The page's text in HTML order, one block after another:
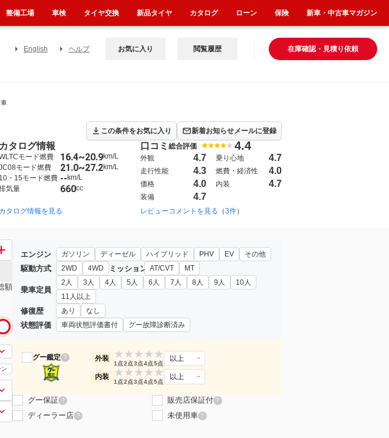
English ヘルプ 在庫確認・見積り依頼
お気に入り 閲覧履歴
この条件をお気に入り 新着お知らせメールに登録
カタログ情報
モード燃費 16.4~20.9km/L
モード燃費
21.0~27.2km/L
10・15モード燃費 -- km/L
気量
660cc
カタログ情報を見る
口コミ 総合評価 4.4
外観 4.7 乗り心地 4.7
走行性能 4.3 燃費・経済性 4.0
価格 4.0 内装 4.7
装備 4.7
レビューコメントを見る （3件）
」
額
エンジン ガソリン ディーゼル ハイブリッド PHV EV その他
駆動方式 2WD 4WD ミッション AT/CVT MT
乗車定員
2人 3人 4人 5人 6人 7人 8人 9人
10人
11人以上
修復歴 あり なし
状態評価 車両状態評価書付 グー故障診断済み
グー鑑定 ? 外装 ★
1点
★
2点
★
3点
★
4点
★
5点
以上
内装 ★
1点
★
2点
★
3点
★
4点
★
5点
以上
グー保証 ? 販売店保証付 ?
ディーラー店 ? 未使用車 ?
整備工場 車検 タイヤ交換 新品タイヤ カタログ ローン 保険 新車・中古車マガジン